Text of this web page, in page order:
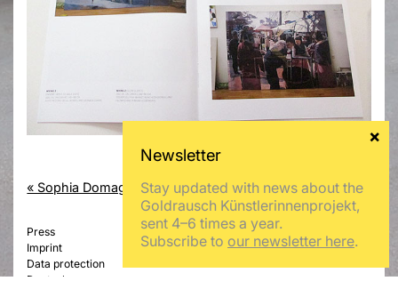
« Sophia Domagala Charlotte Dualé »
Press
Imprint
Data protection
Deutsch
Stay updated with news about the
Goldrausch Künstlerinnenprojekt,
sent 4–6 times a year.
Subscribe to our newsletter here.